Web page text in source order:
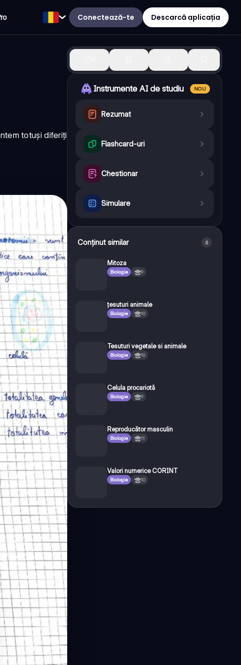
Conectează-te Descarcă aplicația
totuși diferiți
Instrumente AI de studiu NOU
Rezumat
Flashcard-uri
Chestionar
Simulare
Conținut similar 6
Mitoza
Biologie 9
țesuturi animale
Biologie 10
Tesuturi vegetale si animale
Biologie 10
Celula procariotă
Biologie 9
Reproducător masculin
Biologie 11
Valori numerice CORINT
Biologie 10